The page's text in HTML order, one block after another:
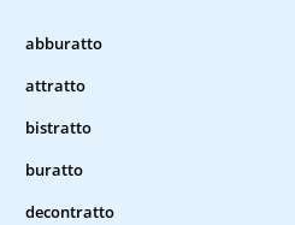
abburatto
attratto
bistratto
buratto
decontratto